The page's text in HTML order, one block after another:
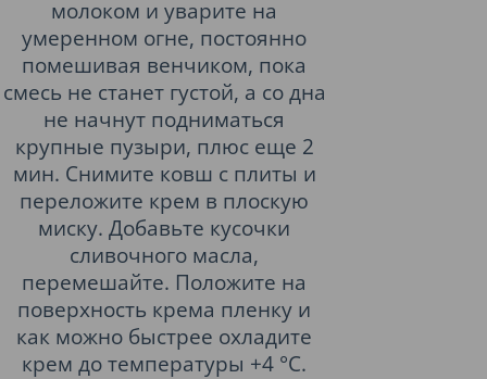
молоком и уварите на
умеренном огне, постоянно
помешивая венчиком, пока
смесь не станет густой, а со дна
не начнут подниматься
крупные пузыри, плюс еще 2
мин. Снимите ковш с плиты и
переложите крем в плоскую
миску. Добавьте кусочки
сливочного масла,
перемешайте. Положите на
поверхность крема пленку и
как можно быстрее охладите
крем до температуры +4 °С.